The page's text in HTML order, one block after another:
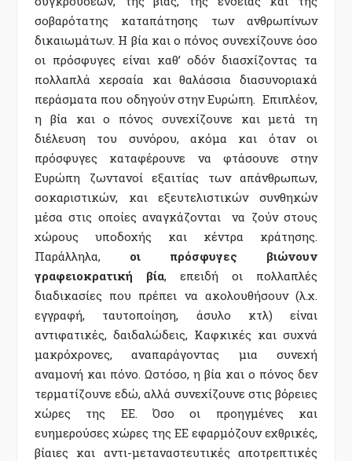
σοβαρότατης καταπάτησης των ανθρωπίνων
δικαιωμάτων. Η βία και ο πόνος συνεχίζουνε όσο
οι πρόσφυγες είναι καθ’ οδόν διασχίζοντας τα
πολλαπλά χερσαία και θαλάσσια διασυνοριακά
περάσματα που οδηγούν στην Ευρώπη. Επιπλέον,
η βία και ο πόνος συνεχίζουνε και μετά τη
διέλευση του συνόρου, ακόμα και όταν οι
πρόσφυγες καταφέρουνε να φτάσουνε στην
Ευρώπη ζωντανοί εξαιτίας των απάνθρωπων,
σοκαριστικών, και εξευτελιστικών συνθηκών
μέσα στις οποίες αναγκάζονται να ζούν στους
χώρους υποδοχής και κέντρα κράτησης.
Παράλληλα, οι πρόσφυγες βιώνουν
γραφειοκρατική βία, επειδή οι πολλαπλές
διαδικασίες που πρέπει να ακολουθήσουν (λ.χ.
εγγραφή, ταυτοποίηση, άσυλο κτλ) είναι
αντιφατικές, δαιδαλώδεις, Καφκικές και συχνά
μακρόχρονες, αναπαράγοντας μια συνεχή
αναμονή και πόνο. Ωστόσο, η βία και ο πόνος δεν
τερματίζουνε εδώ, αλλά συνεχίζουνε στις βόρειες
χώρες της ΕΕ. Όσο οι προηγμένες και
ευημερούσες χώρες της ΕΕ εφαρμόζουν εχθρικές,
βίαιες και αντι-μεταναστευτικές αποτρεπτικές